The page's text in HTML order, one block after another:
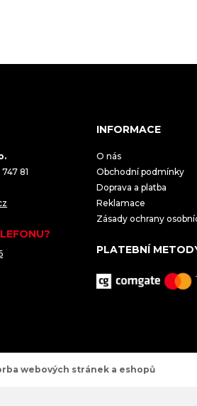
81
INFORMACE
O nás
Obchodní podmínky
Doprava a platba
Reklamace
Zásady ochrany
PLATEBNÍ
webových stránek a eshopů